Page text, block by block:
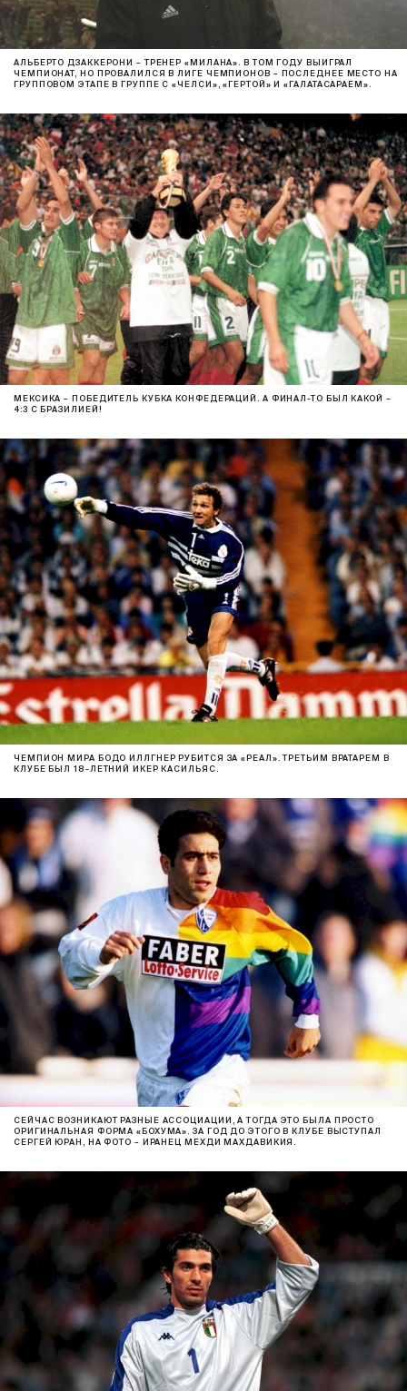
АЛЬБЕРТО ДЗАККЕРОНИ – ТРЕНЕР «МИЛАНА». В ТОМ ГОДУ ВЫИГРАЛ
ЧЕМПИОНАТ, НО ПРОВАЛИЛСЯ В ЛИГЕ ЧЕМПИОНОВ – ПОСЛЕДНЕЕ МЕСТО НА
ГРУППОВОМ ЭТАПЕ В ГРУППЕ С «ЧЕЛСИ», «ГЕРТОЙ» И «ГАЛАТАСАРАЕМ».
МЕКСИКА – ПОБЕДИТЕЛЬ КУБКА КОНФЕДЕРАЦИЙ. А ФИНАЛ-ТО БЫЛ КАКОЙ –
4:3 С БРАЗИЛИЕЙ!
ЧЕМПИОН МИРА БОДО ИЛЛГНЕР РУБИТСЯ ЗА «РЕАЛ». ТРЕТЬИМ ВРАТАРЕМ В
КЛУБЕ БЫЛ 18-ЛЕТНИЙ ИКЕР КАСИЛЬЯС.
СЕЙЧАС ВОЗНИКАЮТ РАЗНЫЕ АССОЦИАЦИИ, А ТОГДА ЭТО БЫЛА ПРОСТО
ОРИГИНАЛЬНАЯ ФОРМА «БОХУМА». ЗА ГОД ДО ЭТОГО В КЛУБЕ ВЫСТУПАЛ
СЕРГЕЙ ЮРАН, НА ФОТО – ИРАНЕЦ МЕХДИ МАХДАВИКИЯ.